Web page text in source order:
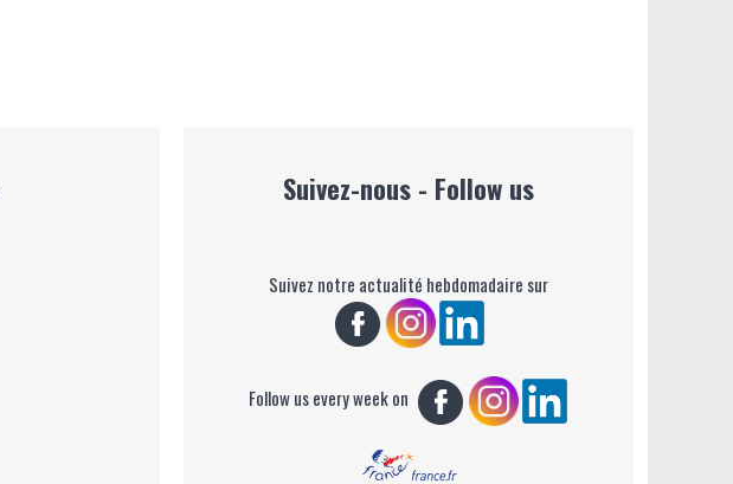
Suivez-nous - Follow us
Suivez notre actualité hebdomadaire sur
Follow us every week on